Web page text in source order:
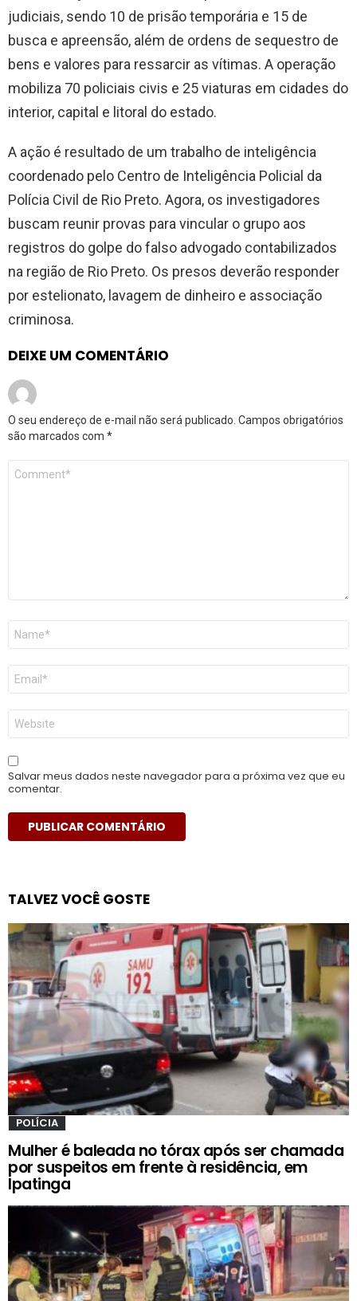
judiciais, sendo 10 de prisão temporária e 15 de
busca e apreensão, além de ordens de sequestro de
bens e valores para ressarcir as vítimas. A operação
mobiliza 70 policiais civis e 25 viaturas em cidades do
interior, capital e litoral do estado.
A ação é resultado de um trabalho de inteligência
coordenado pelo Centro de Inteligência Policial da
Polícia Civil de Rio Preto. Agora, os investigadores
buscam reunir provas para vincular o grupo aos
registros do golpe do falso advogado contabilizados
na região de Rio Preto. Os presos deverão responder
por estelionato, lavagem de dinheiro e associação
criminosa.
DEIXE UM COMENTÁRIO
O seu endereço de e-mail não será publicado. Campos obrigatórios
são marcados com *
Comentário
Nome
E-
mail
*
Site
Salvar meus dados neste navegador para a próxima vez que eu
comentar.
TALVEZ VOCÊ GOSTE
POLÍCIA
Mulher é baleada no tórax após ser chamada
por suspeitos em frente à residência, em
Ipatinga